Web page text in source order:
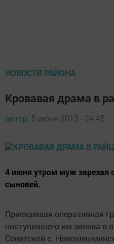
НОВОСТИ РАЙОНА
Кровавая драма в
автор, 5 июня 2013 - 04:45
4 июня утром муж зарезал
сыновей.
Приехавшая оперативная
поступившего им звонка в
Советской с.